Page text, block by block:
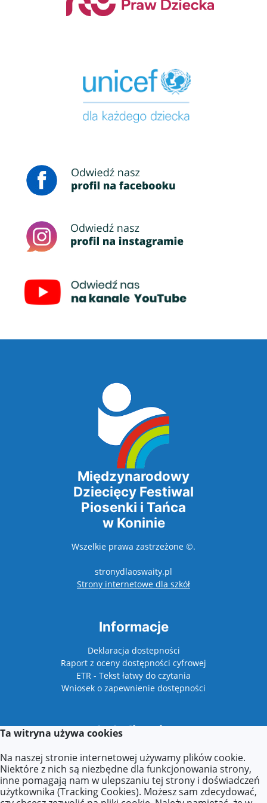
Międzynarodowy
Dziecięcy Festiwal
Piosenki i Tańca
w Koninie
Wszelkie prawa zastrzeżone ©.
stronydlaoswaity.pl
Strony internetowe dla szkółotwiera się w
Informacje
Deklaracja dostepności
Raport z oceny dostępności cyfrowej
ETR - Tekst łatwy do czytania
Wniosek o zapewnienie dostępności
Lokalizacja
Plac Niepodległości 1
62-510 Konin
Ta witryna używa cookies
Na naszej stronie internetowej używamy plików cookie.
Niektóre z nich są niezbędne dla funkcjonowania strony,
inne pomagają nam w ulepszaniu tej strony i doświadczeń
użytkownika (Tracking Cookies). Możesz sam zdecydować,